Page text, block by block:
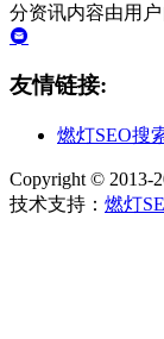
分资讯内容由用
友情链接:
燃灯SEO搜
Copyright © 2013-
技术支持： 燃灯